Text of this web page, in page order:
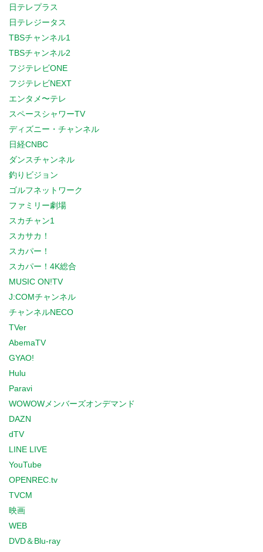
日テレプラス
日テレジータス
TBSチャンネル1
TBSチャンネル2
フジテレビONE
フジテレビNEXT
エンタメ〜テレ
スペースシャワーTV
ディズニー・チャンネル
日経CNBC
ダンスチャンネル
釣りビジョン
ゴルフネットワーク
ファミリー劇場
スカチャン1
スカサカ！
スカパー！
スカパー！4K総合
MUSIC ON!TV
J:COMチャンネル
チャンネルNECO
TVer
AbemaTV
GYAO!
Hulu
Paravi
WOWOWメンバーズオンデマンド
DAZN
dTV
LINE LIVE
YouTube
OPENREC.tv
TVCM
映画
WEB
DVD＆Blu-ray